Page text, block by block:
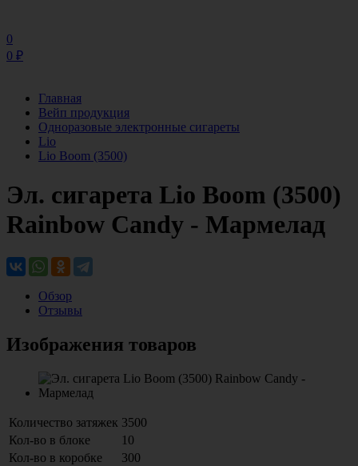
0
0 ₽
Главная
Вейп продукция
Одноразовые электронные сигареты
Lio
Lio Boom (3500)
Эл. сигарета Lio Boom (3500)
Rainbow Candy - Мармелад
Обзор
Отзывы
Изображения товаров
Количество затяжек 3500
Кол-во в блоке
10
Кол-во в коробке
300